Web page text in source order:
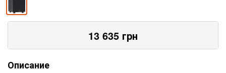
13 635 грн
Описание